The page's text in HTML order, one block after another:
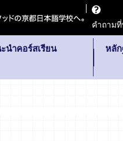
คำถาม
นำคอร์สเรียน
หลั